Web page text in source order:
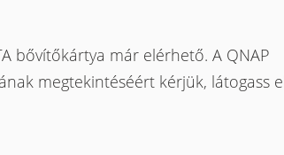
bővítőkártya már elérhető. A QNAP
megtekintéséért kérjük, látogass